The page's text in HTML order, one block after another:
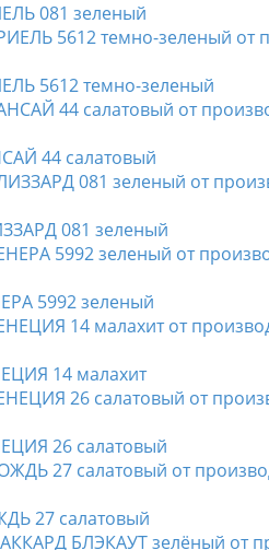
081 зеленый
5612 темно-зеленый
44 салатовый
081 зеленый
5992 зеленый
14 малахит
26 салатовый
27 салатовый